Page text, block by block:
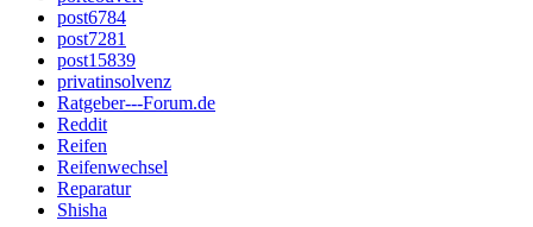
post6784
post7281
post15839
privatinsolvenz
Ratgeber---Forum.de
Reddit
Reifen
Reifenwechsel
Reparatur
Shisha